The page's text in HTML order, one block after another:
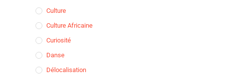
Culture
Culture Africaine
Curiosité
Danse
Délocalisation